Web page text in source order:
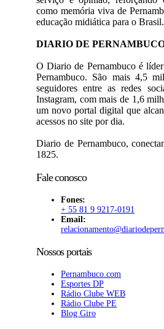
como memória viva de
educação midiática para o Brasil.
DIARIO DE
O Diario de Pernambuco é
Pernambuco. São mais 4,5
seguidores entre as redes
Instagram, com mais de 1,6
um novo portal digital que
acessos no site por dia.
Diario de Pernambuco,
1825.
Fale conosco
Fones:
+ 55 81 9 9217-0191
Email:
Nossos portais
Pernambuco.com
Esportes DP
Rádio Clube WEB
Rádio Clube PE
Blog Giro